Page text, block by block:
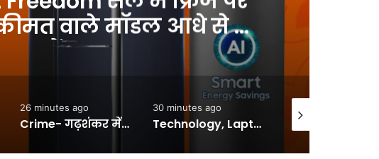
जोड़े ने तेज रफ्तार ट्रेन से कटकर दे दी
INA
Crime- गढ़शंकर में महिला की हत्या: प्रवासी मजदूर ने गला घोंट कर पत्नी को मारा, एक महीने पहले ही बच्चों के साथ आया था -#INA
30 minutes ago
Technology, Laptop Care Tips: बारिश में नमी से खराब हो सकता है लैपटॉप, डिवाइस को सेफ रखने के लिए आज ही अपनाएं ये सात तरीके — INA
38 minutes ago